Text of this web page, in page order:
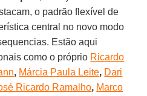
o padrão flexível de
central no novo modo
Estão aqui
como o próprio Ricardo
, Márcia Paula Leite, Dari
Ricardo Ramalho, Marco